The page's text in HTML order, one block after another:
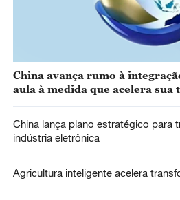
China avança rumo à
aula à medida que acelera
China lança plano estratégico para
indústria eletrônica
Agricultura inteligente acelera